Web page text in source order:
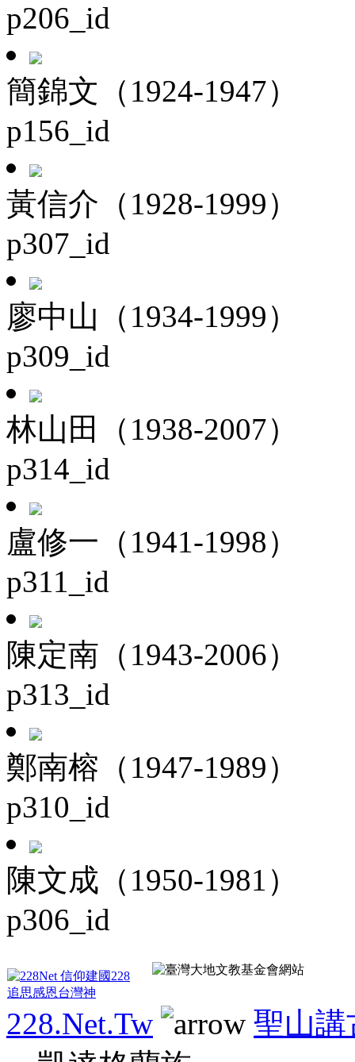
p206_id
簡錦文（1924-1947）
p156_id
黃信介（1928-1999）
p307_id
廖中山（1934-1999）
p309_id
林山田（1938-2007）
p314_id
盧修一（1941-1998）
p311_id
陳定南（1943-2006）
p313_id
鄭南榕（1947-1989）
p310_id
陳文成（1950-1981）
p306_id
228.Net.Tw
聖山講